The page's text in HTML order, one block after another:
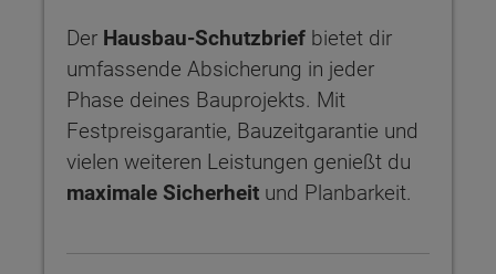
Der Hausbau-Schutzbrief bietet dir
umfassende Absicherung in jeder
Phase deines Bauprojekts. Mit
Festpreisgarantie, Bauzeitgarantie und
vielen weiteren Leistungen genießt du
maximale Sicherheit und Planbarkeit.